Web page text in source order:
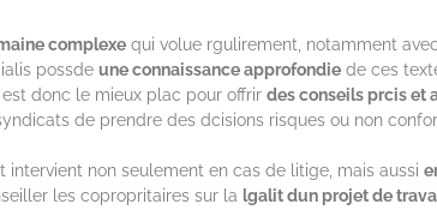
complexe qui volue rgulirement, notamment
possde une connaissance approfondie de ces
donc le mieux plac pour offrir des conseils prcis et
de prendre des dcisions risques ou non
non seulement en cas de litige, mais aussi
les copropritaires sur la lgalit dun projet de